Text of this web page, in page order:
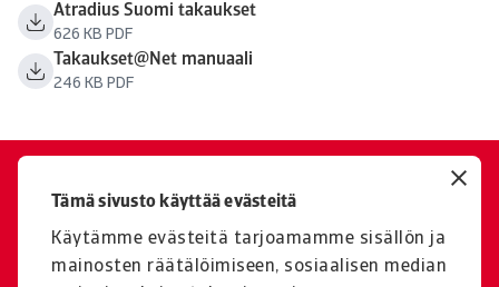
Tämä sivusto käyttää evästeitä
Käytämme evästeitä tarjoamamme sisällön ja
mainosten räätälöimiseen, sosiaalisen median
Atradius Suomi takaukset
626 KB PDF
Takaukset@Net manuaali
246 KB PDF
Haluatko kuulla lisää?
Ota yhteyttä, jos sinulla on
kysyttävää tai tarvitset tukea